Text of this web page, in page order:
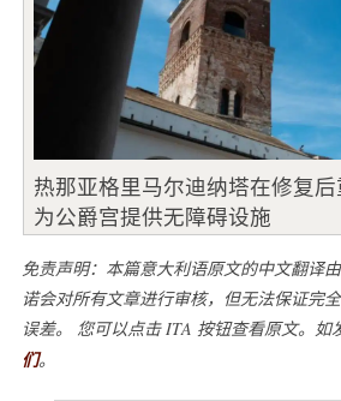
热那亚格里马尔迪纳塔在修复后
为公爵宫提供无障碍设施
免责声明：本篇意大利语原文的中文翻译
诺会对所有文章进行审核，但无法保证完
误差。 您可以点击 ITA 按钮查看原文。如
们。